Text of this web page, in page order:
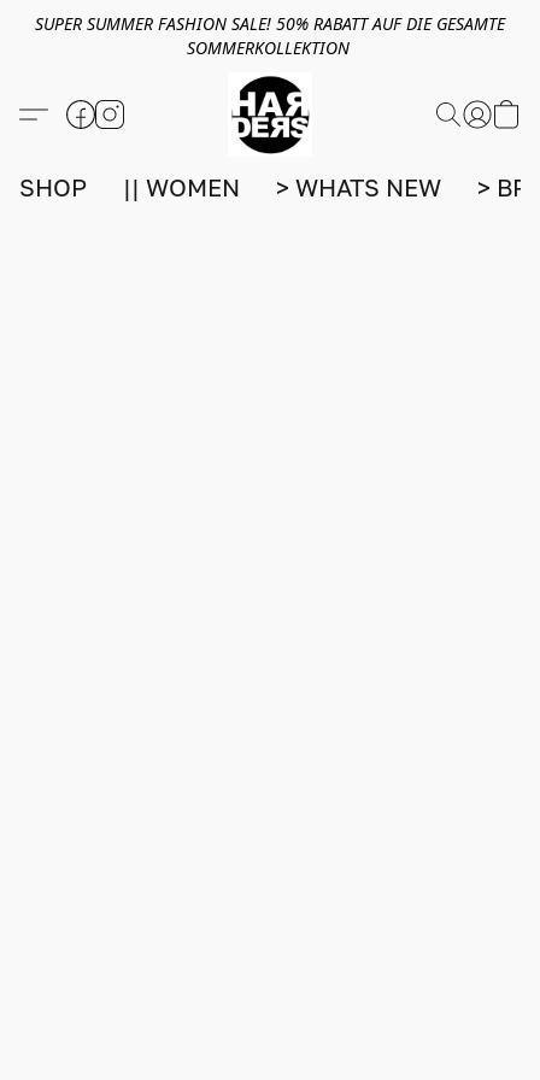
SUPER SUMMER FASHION SALE! 50% RABATT AUF DIE GESAMTE
SOMMERKOLLEKTION
SHOP || WOMEN > WHATS NEW >